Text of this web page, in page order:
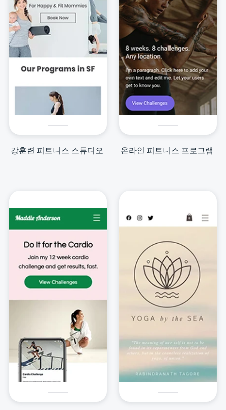
강훈련 피트니스 스튜디오 온라인 피트니스 프로그램